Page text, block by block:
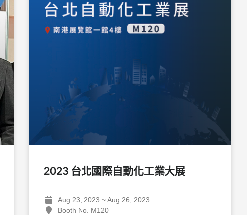
2023 台北國際自動化工業大展
Aug 23, 2023 ~ Aug 26, 2023
Booth No. M120